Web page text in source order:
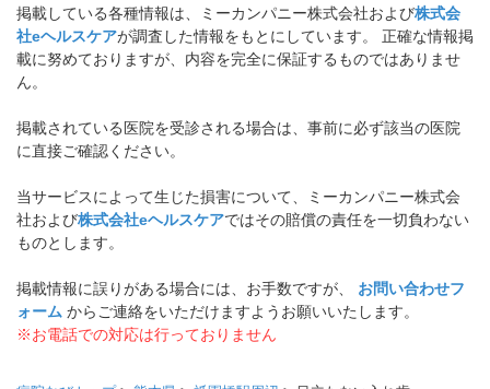
掲載している各種情報は、ミーカンパニー株式会社および株式会
社eヘルスケアが調査した情報をもとにしています。 正確な情報掲
載に努めておりますが、内容を完全に保証するものではありませ
ん。
掲載されている医院を受診される場合は、事前に必ず該当の医院
に直接ご確認ください。
当サービスによって生じた損害について、ミーカンパニー株式会
社および株式会社eヘルスケアではその賠償の責任を一切負わない
ものとします。
掲載情報に誤りがある場合には、お手数ですが、 お問い合わせフ
ォーム からご連絡をいただけますようお願いいたします。
※お電話での対応は行っておりません